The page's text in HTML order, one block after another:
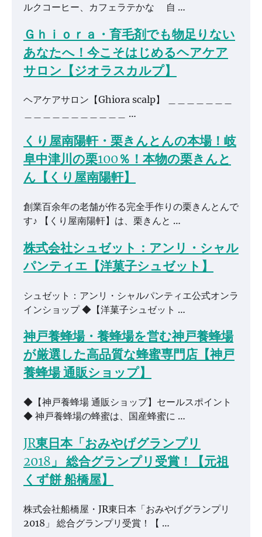
ルクコーヒー、カフェラテかな 自 …
Ｇｈｉｏｒａ・育毛剤でも物足りない
あなたへ！今こそはじめるヘアケア
サロン【ジオラスカルプ】
ヘアケアサロン【Ghiora scalp】 ＿＿＿＿＿＿＿
＿＿＿＿＿＿＿＿＿＿＿ …
くり屋南陽軒・栗きんとんの本場！岐
阜中津川の栗100％！本物の栗きんと
ん【くり屋南陽軒】
創業百余年の老舗が作る完全手作りの栗きんとんで
す♪ 【くり屋南陽軒】は、栗きんと …
株式会社シュゼット：アンリ・シャル
パンティエ【洋菓子シュゼット】
シュゼット：アンリ・シャルパンティエ公式オンラ
インショップ ◆【洋菓子シュゼット …
神戸養蜂場・養蜂場を営む神戸養蜂場
が厳選した高品質な蜂蜜専門店【神戸
養蜂場 通販ショップ】
◆【神戸養蜂場 通販ショップ】セールスポイント
◆ 神戸養蜂場の蜂蜜は、国産蜂蜜に …
JR東日本「おみやげグランプリ
2018」 総合グランプリ受賞！【元祖
くず餅 船橋屋】
株式会社船橋屋・JR東日本「おみやげグランプリ
2018」 総合グランプリ受賞！【 …